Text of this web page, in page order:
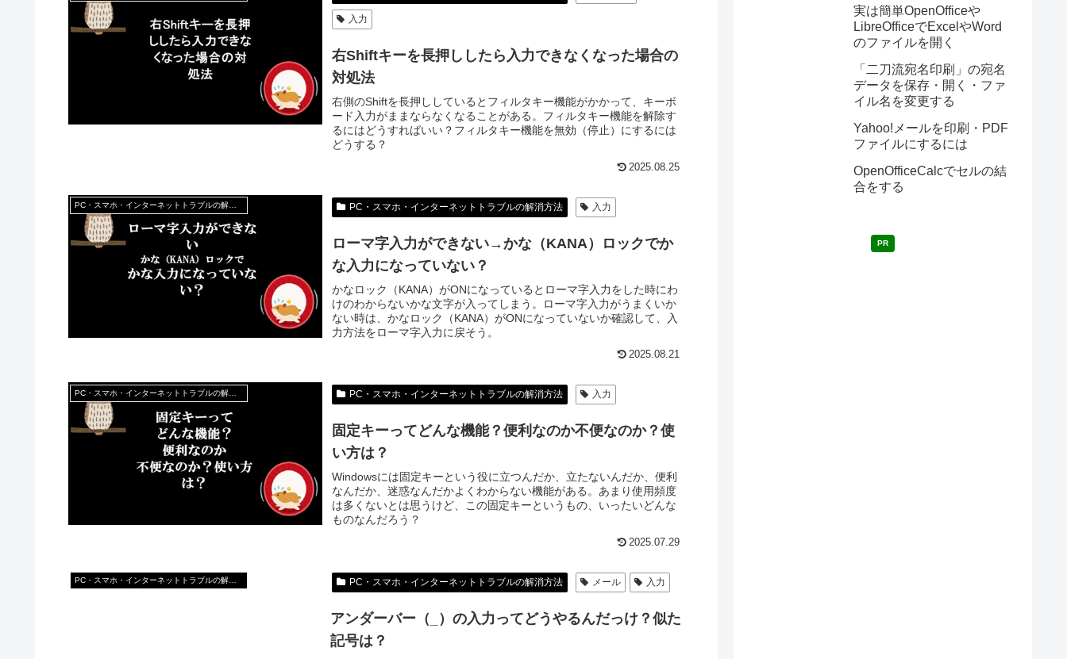
入力
右Shiftキーを長押ししたら入力できなくなった場合の
対処法
右側のShiftを長押ししているとフィルタキー機能がかかって、キーボ
ード入力がままならなくなることがある。フィルタキー機能を解除す
るにはどうすればいい？フィルタキー機能を無効（停止）にするには
どうする？
2025.08.25
PC・スマホ・インターネットトラブルの解消方法 入力
ローマ字入力ができない→かな（KANA）ロックでか
な入力になっていない？
かなロック（KANA）がONになっているとローマ字入力をした時にわ
けのわからないかな文字が入ってしまう。ローマ字入力がうまくいか
ない時は、かなロック（KANA）がONになっていないか確認して、入
力方法をローマ字入力に戻そう。
2025.08.21
PC・スマホ・インターネットトラブルの解消方法 入力
固定キーってどんな機能？便利なのか不便なのか？使
い方は？
Windowsには固定キーという役に立つんだか、立たないんだか、便利
なんだか、迷惑なんだかよくわからない機能がある。あまり使用頻度
は多くないとは思うけど、この固定キーというもの、いったいどんな
ものなんだろう？
2025.07.29
PC・スマホ・インターネットトラブルの解消方法 メール 入力
アンダーバー（_）の入力ってどうやるんだっけ？似た
記号は？
実は簡単OpenOfficeや
LibreOfficeでExcelやWord
のファイルを開く
「二刀流宛名印刷」の宛名
データを保存・開く・ファ
イル名を変更する
Yahoo!メールを印刷・PDF
ファイルにするには
OpenOfficeCalcでセルの結
合をする
PR